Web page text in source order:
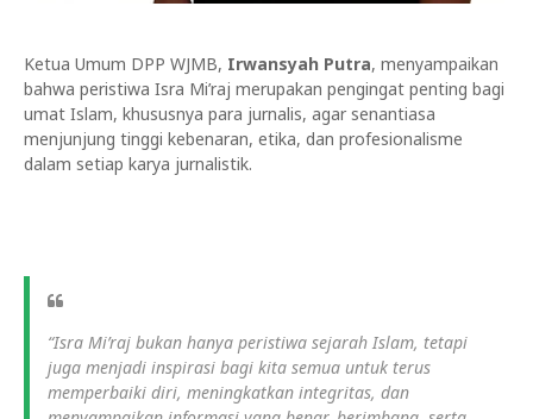
Ketua Umum DPP WJMB, Irwansyah Putra, menyampaikan
bahwa peristiwa Isra Mi’raj merupakan pengingat penting bagi
umat Islam, khususnya para jurnalis, agar senantiasa
menjunjung tinggi kebenaran, etika, dan profesionalisme
dalam setiap karya jurnalistik.
“Isra Mi’raj bukan hanya peristiwa sejarah Islam, tetapi
juga menjadi inspirasi bagi kita semua untuk terus
memperbaiki diri, meningkatkan integritas, dan